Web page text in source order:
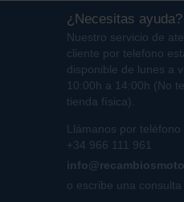
¿Necesitas ayuda?
Nuestro servicio de
cliente por telefono
disponible de lunes a
10:00h a 14:00h (No
tienda física).
Llámanos por teléfono
+34 966 111 961
o escribe una consulta